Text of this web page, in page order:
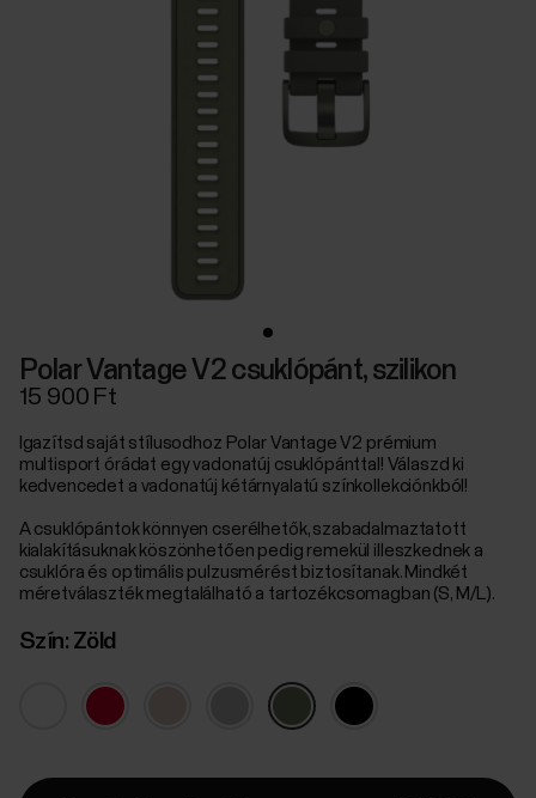
Polar Vantage V2 csuklópánt, szilikon
15 900 Ft
Igazítsd saját stílusodhoz Polar Vantage V2 prémium
multisport órádat egy vadonatúj csuklópánttal! Válaszd ki
kedvencedet a vadonatúj kétárnyalatú színkollekciónkból!
A csuklópántok könnyen cserélhetők, szabadalmaztatott
kialakításuknak köszönhetően pedig remekül illeszkednek a
csuklóra és optimális pulzusmérést biztosítanak. Mindkét
méretválaszték megtalálható a tartozékcsomagban (S, M/L).
Szín: Zöld